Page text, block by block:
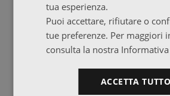
tua esperienza.
Puoi accettare, rifiutare o
tue preferenze. Per maggiori
consulta la nostra
ACCETTA TUTTO